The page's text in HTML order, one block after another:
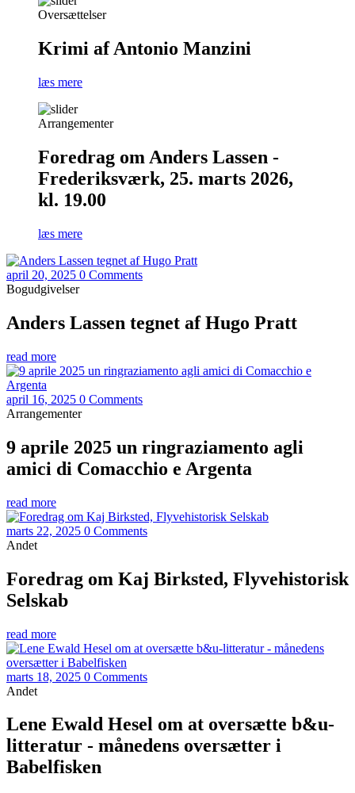
Oversættelser
Krimi af Antonio Manzini
læs mere
Arrangementer
Foredrag om Anders Lassen -
Frederiksværk, 25. marts 2026,
kl. 19.00
læs mere
april 20, 2025 0 Comments
Bogudgivelser
Anders Lassen tegnet af Hugo Pratt
read more
april 16, 2025 0 Comments
Arrangementer
9 aprile 2025 un ringraziamento agli
amici di Comacchio e Argenta
read more
marts 22, 2025 0 Comments
Andet
Foredrag om Kaj Birksted, Flyvehistorisk
Selskab
read more
marts 18, 2025 0 Comments
Andet
Lene Ewald Hesel om at oversætte b&u-
litteratur - månedens oversætter i
Babelfisken